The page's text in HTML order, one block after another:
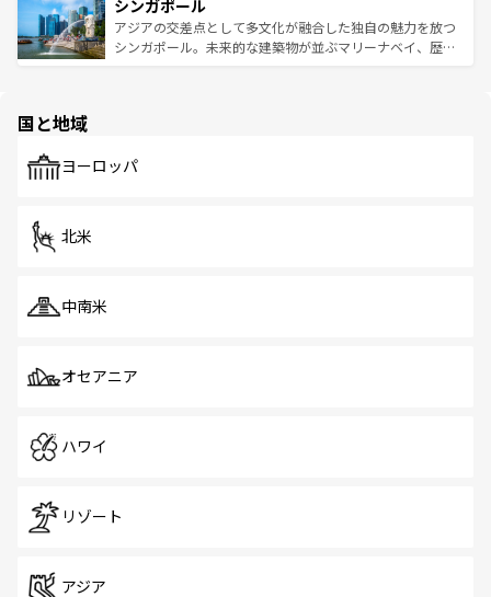
参照してほしい。
激する。気候は一年中温暖で、どの季節にも異なる楽しみ
が待っている。親しみやすいタイの人々、仏教を中心とし
た文化、そして多様な観光資源が、訪れる旅人を魅了し続
み、どこを訪れても感動するはず。観光スポットが密集し
ており、効率よく見どころを回れるのも魅力。息をのむよ
うな絶景から文化的な体験まで、香港を存分に楽しみ尽く
シンガポール
アジアの交差点として多文化が融合した独自の魅力を放つ
シンガポール。未来的な建築物が並ぶマリーナベイ、歴史
で、ホーカーズは地元の風情を楽しめる外せないスポット
国と地域
ヨーロッパ
北米
中南米
オセアニア
ハワイ
リゾート
アジア